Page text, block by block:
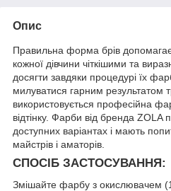
Опис
Правильна форма брів
кожної дівчини чіткішими та
досягти завдяки процедурі їх
милуватися гарним результатом
використовується професійна
відтінку. Фарби від бренда ZOLA
доступних варіантах і мають
майстрів і аматорів.
СПОСІБ ЗАСТОСУВАННЯ:
Змішайте фарбу з окислювачем